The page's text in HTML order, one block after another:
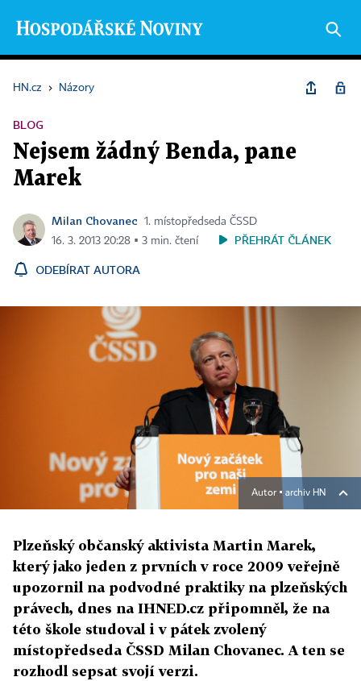
HN.cz › Názory
BLOG
Nejsem žádný Benda, pane
Marek
Milan Chovanec
1. místopředseda ČSSD
16. 3. 2013 20:28 ▪ 3 min. čtení
PŘEHRÁT ČLÁNEK
ODEBÍRAT AUTORA
Autor ▪ archiv HN
Plzeňský občanský aktivista Martin Marek,
který jako jeden z prvních v roce 2009 veřejně
upozornil na podvodné praktiky na plzeňských
právech, dnes na IHNED.cz připomněl, že na
této škole studoval i v pátek zvolený
místopředseda ČSSD Milan Chovanec. A ten se
rozhodl sepsat svojí verzi.